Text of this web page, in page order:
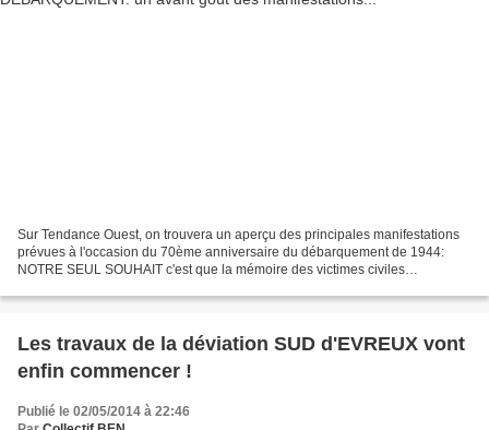
Sur Tendance Ouest, on trouvera un aperçu des principales manifestations
prévues à l'occasion du 70ème anniversaire du débarquement de 1944:
NOTRE SEUL SOUHAIT c'est que la mémoire des victimes civiles
Les travaux de la déviation SUD d'EVREUX vont
enfin commencer !
Publié le 02/05/2014 à 22:46